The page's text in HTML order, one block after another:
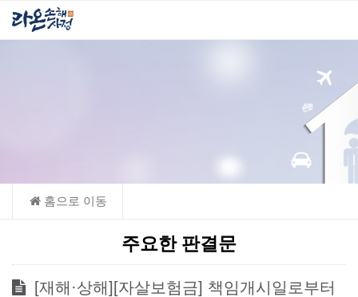
주요한 판결문
[재해·상해][자살보험금] 책임개시일로부터